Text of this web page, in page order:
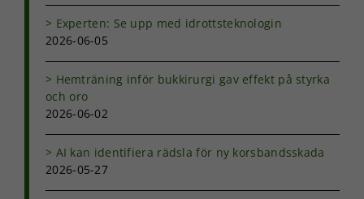
Experten: Se upp med idrottsteknologin
2026-06-05
Hemträning inför bukkirurgi gav effekt på styrka
och oro
2026-06-02
AI kan identifiera rädsla för ny korsbandsskada
2026-05-27